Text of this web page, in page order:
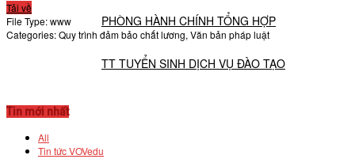
PHÒNG HÀNH CHÍNH TỔNG HỢP
TT TUYỂN SINH DỊCH VỤ ĐÀO TẠO
NGHIÊN CỨU KHOA HỌC
VĂN BẢN
Tải về
File Type:www
Categories:Quy trình đảm bảo chất lương, Văn bản pháp luật
Tin mới nhất
All
Tin tức VOVedu